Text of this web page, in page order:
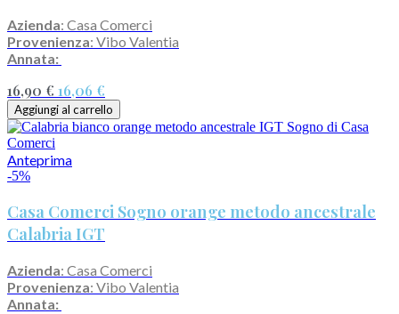
Azienda: Casa Comerci
Provenienza: Vibo Valentia
Annata:
16,90 € 16,06 €
Aggiungi al carrello
Anteprima
-5%
Casa Comerci Sogno orange metodo ancestrale
Calabria IGT
Azienda: Casa Comerci
Provenienza: Vibo Valentia
Annata: